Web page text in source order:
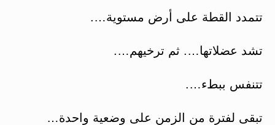
تتمدد القطة على أرض مستوية….
تشد عضلاتها…. ثم ترخيهم….
تتنفس ببطء….
تبقى لفترة من الزمن على وضعية واحدة…